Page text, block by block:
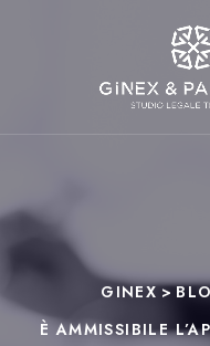
GINEX>
È AMMISSIBILE